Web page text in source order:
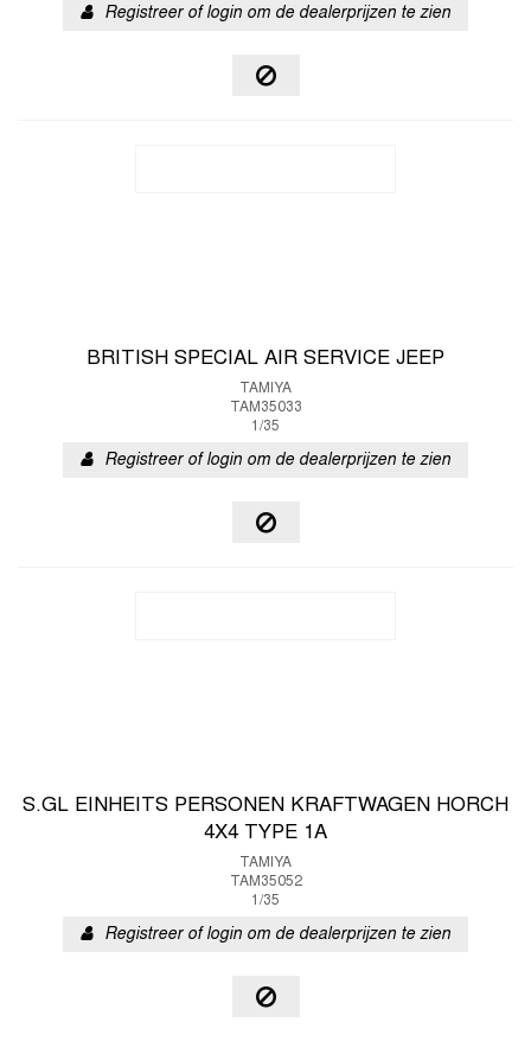
Registreer of login om de dealerprijzen te zien
BRITISH SPECIAL AIR SERVICE JEEP
TAMIYA
TAM35033
1/35
Registreer of login om de dealerprijzen te zien
S.GL EINHEITS PERSONEN KRAFTWAGEN HORCH
4X4 TYPE 1A
TAMIYA
TAM35052
1/35
Registreer of login om de dealerprijzen te zien